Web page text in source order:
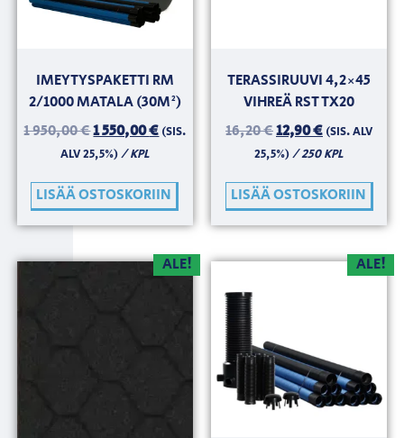
IMEYTYSPAKETTI RM
2/1000 MATALA (30M²)
1 950,00€1 550,00€(SIS.
ALV 25,5%)/ KPL
LISÄÄ OSTOSKORIIN
TERASSIRUUVI 4,2×45
VIHREÄ RST TX20
16,20€12,90€ (SIS. ALV
25,5%)/ 250 KPL
LISÄÄ OSTOSKORIIN
ALE! ALE!